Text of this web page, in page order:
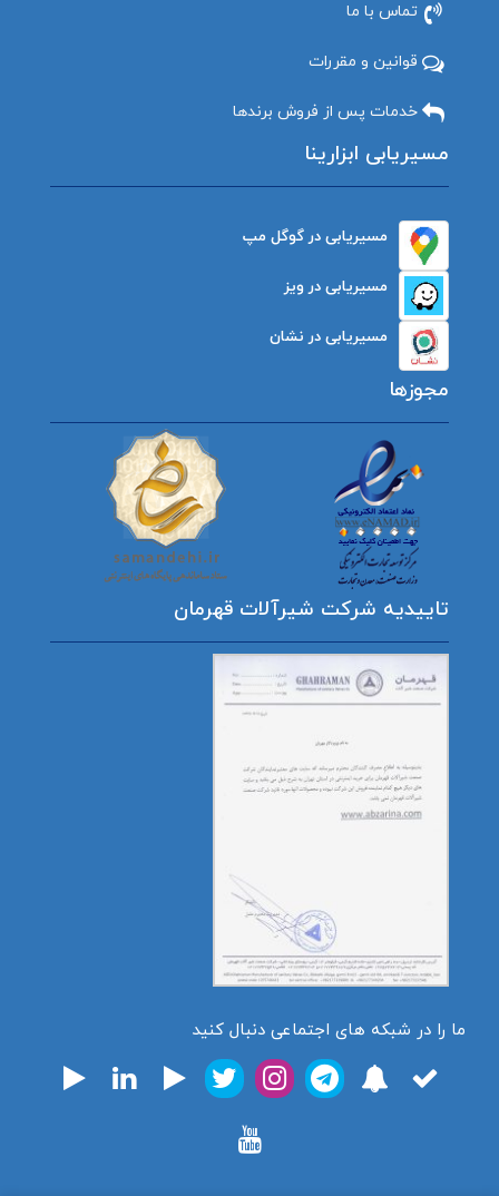
تماس با ما
قوانین و مقررات
خدمات پس از فروش برندها
مسیریابی ابزارینا
مسیریابی در گوگل مپ
مسیریابی در ویز
مسیریابی در نشان
مجوزها
تاییدیه شرکت شیرآلات قهرمان
ما را در شبکه های اجتماعی دنبال کنید